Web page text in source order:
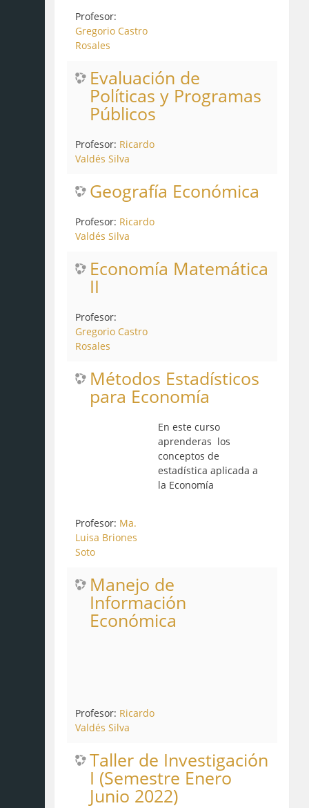
Profesor:
Gregorio Castro
Rosales
Evaluación de
Políticas y Programas
Públicos
Profesor: Ricardo
Valdés Silva
Geografía Económica
Profesor: Ricardo
Valdés Silva
Economía Matemática
II
Profesor:
Gregorio Castro
Rosales
Métodos Estadísticos
para Economía
En este curso
aprenderas los
conceptos de
estadística aplicada a
la Economía
Profesor: Ma.
Luisa Briones
Soto
Manejo de
Información
Económica
Profesor: Ricardo
Valdés Silva
Taller de Investigación
I (Semestre Enero
Junio 2022)